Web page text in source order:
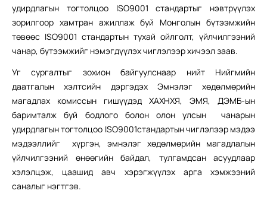
удирдлагын тогтолцоо ISO9001 стандартыг нэвтрүүлэх
зорилгоор хамтран ажиллаж буй Монголын бүтээмжийн
төвөөс ISO9001 стандартын тухай ойлголт, үйлчилгээний
чанар, бүтээмжийг нэмэгдүүлэх чиглэлээр хичээл заав.
Уг сургалтыг зохион байгуулснаар нийт Нийгмийн
даатгалын хэлтсийн дэргэдэх Эмнэлэг хөдөлмөрийн
магадлах комиссын гишүүдэд ХАХНХЯ, ЭМЯ, ДЭМБ-ын
баримталж буй бодлого болон олон улсын чанарын
удирдлагын тогтолцоо ISO9001стандартын чиглэлээр мэдээ
мэдээллийг хүргэн, эмнэлэг хөдөлмөрийн магадлалын
үйлчилгээний өнөөгийн байдал, тулгамдсан асуудлаар
хэлэлцэж, цаашид авч хэрэгжүүлэх арга хэмжээний
саналыг нэгтгэв.